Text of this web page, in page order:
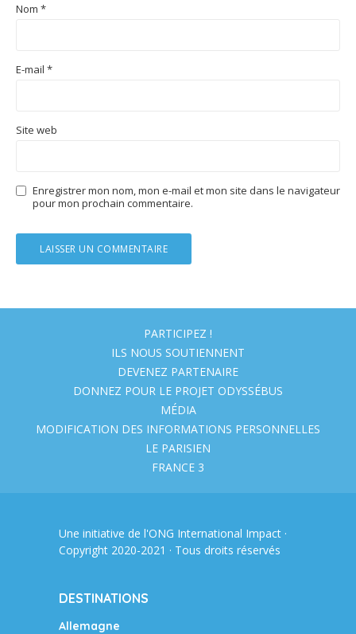
Nom *
E-mail *
Site web
Enregistrer mon nom, mon e-mail et mon site dans le navigateur
pour mon prochain commentaire.
PARTICIPEZ !
ILS NOUS SOUTIENNENT
DEVENEZ PARTENAIRE
DONNEZ POUR LE PROJET ODYSSÉBUS
MÉDIA
MODIFICATION DES INFORMATIONS PERSONNELLES
LE PARISIEN
FRANCE 3
Une initiative de l'ONG International Impact ·
Copyright 2020-2021 · Tous droits réservés
DESTINATIONS
Allemagne